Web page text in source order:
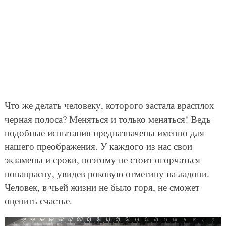
Что же делать человеку, которого застала врасплох
черная полоса? Меняться и только меняться! Ведь
подобные испытания предназначены именно для
нашего преображения. У каждого из нас свои
экзамены и сроки, поэтому не стоит огорчаться
понапрасну, увидев роковую отметину на ладони.
Человек, в чьей жизни не было горя, не сможет
оценить счастье.